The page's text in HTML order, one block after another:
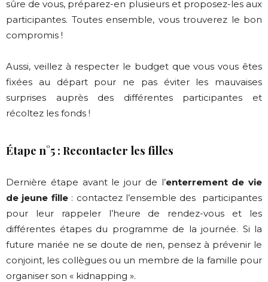
sûre de vous, préparez-en plusieurs et proposez-les aux
participantes. Toutes ensemble, vous trouverez le bon
compromis !
Aussi, veillez à respecter le budget que vous vous êtes
fixées au départ pour ne pas éviter les mauvaises
surprises auprès des différentes participantes et
récoltez les fonds !
Étape n°5 : Recontacter les filles
Dernière étape avant le jour de l’enterrement de vie
de jeune fille: contactez l’ensemble des
participantes
pour leur rappeler l’heure de rendez-vous et les
différentes étapes du programme de la journée. Si la
future mariée ne se doute de rien, pensez à prévenir le
conjoint, les collègues ou un membre de la famille pour
organiser son « kidnapping ».